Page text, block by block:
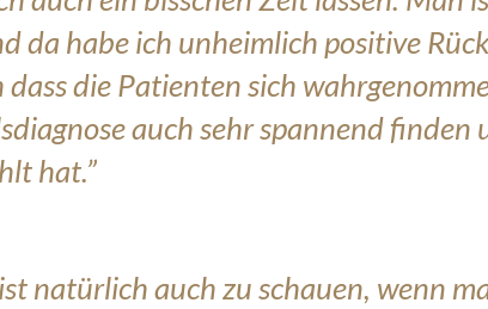
da habe ich unheimlich positive
dass die Patienten sich
auch sehr spannend finden
hat.”
natürlich auch zu schauen, wenn